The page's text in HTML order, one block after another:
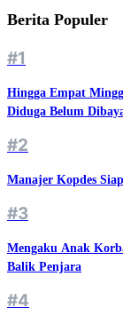
Berita Populer
#1
Hingga Empat
Diduga Belum
#2
Manajer Kopdes
#3
Mengaku Anak
Balik Penjara
#4